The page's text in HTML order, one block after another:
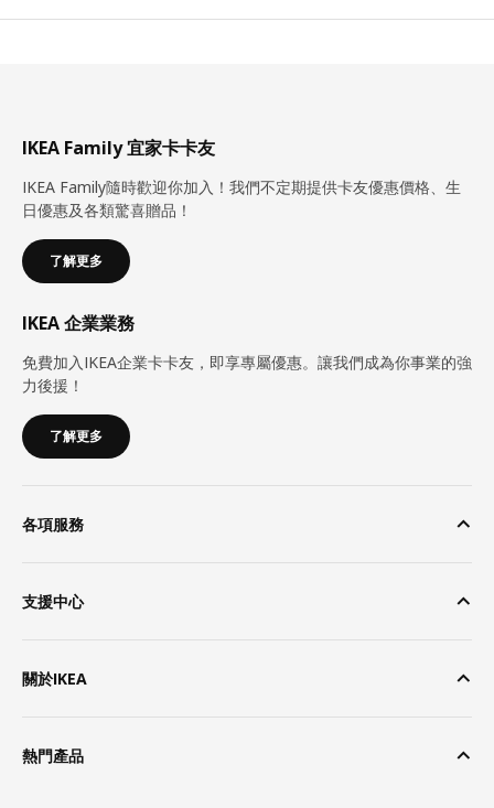
IKEA Family 宜家卡卡友
IKEA Family隨時歡迎你加入！我們不定期提供卡友優惠價格、生
日優惠及各類驚喜贈品！
了解更多
IKEA 企業業務
免費加入IKEA企業卡卡友，即享專屬優惠。讓我們成為你事業的強
力後援！
了解更多
各項服務
支援中心
關於IKEA
熱門產品